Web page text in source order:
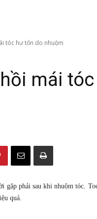
tóc hư tổn do nhuộm
mái
gặp phải sau khi nhuộm tóc.
quả.